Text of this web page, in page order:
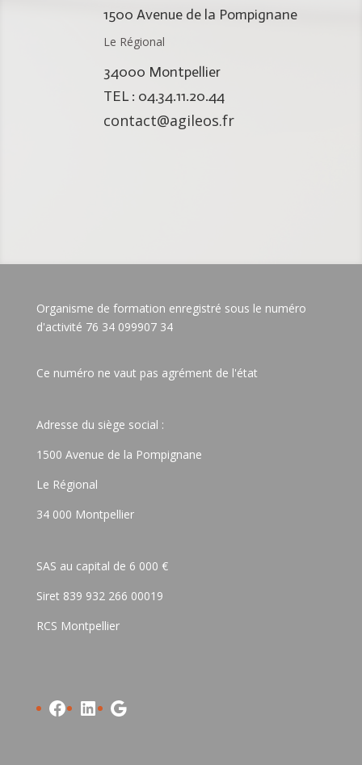
1500 Avenue de la Pompignane
Le Régional
34000 Montpellier
TEL : 04.34.11.20.44
contact@agileos.fr
Organisme de formation enregistré sous le numéro
d'activité 76 34 099907 34
Ce numéro ne vaut pas agrément de l'état
Adresse du siège social :
1500 Avenue de la Pompignane
Le Régional
34 000 Montpellier
SAS au capital de 6 000 €
Siret 839 932 266 00019
RCS Montpellier
Facebook
LinkedIn
Google